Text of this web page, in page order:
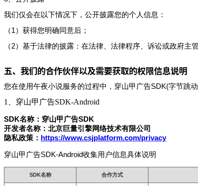
我们仅会在以下情况下，公开披露您的个人信息：
（1）获得您明确同意后；
（2）基于法律的披露：在法律、法律程序、诉讼或政府主
五、我们的合作伙伴以及需要获取的权限信息说明
您在使用午夜小说服务的过程中，穿山甲广告SDK(字节跳
1、穿山甲广告SDK-Android
SDK名称：穿山甲广告SDK
开发者名称：北京巨量引擎网络技术有限公司
隐私政策： https://www.csjplatform.com/privacy
穿山甲广告SDK-Android收集用户信息具体说明
SDK名称 合作方式